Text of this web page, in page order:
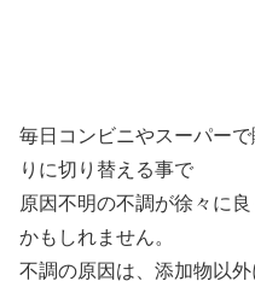
毎日コンビニやスーパー
りに切り替える事で
原因不明の不調が徐々に
かもしれません。
不調の原因は、添加物以